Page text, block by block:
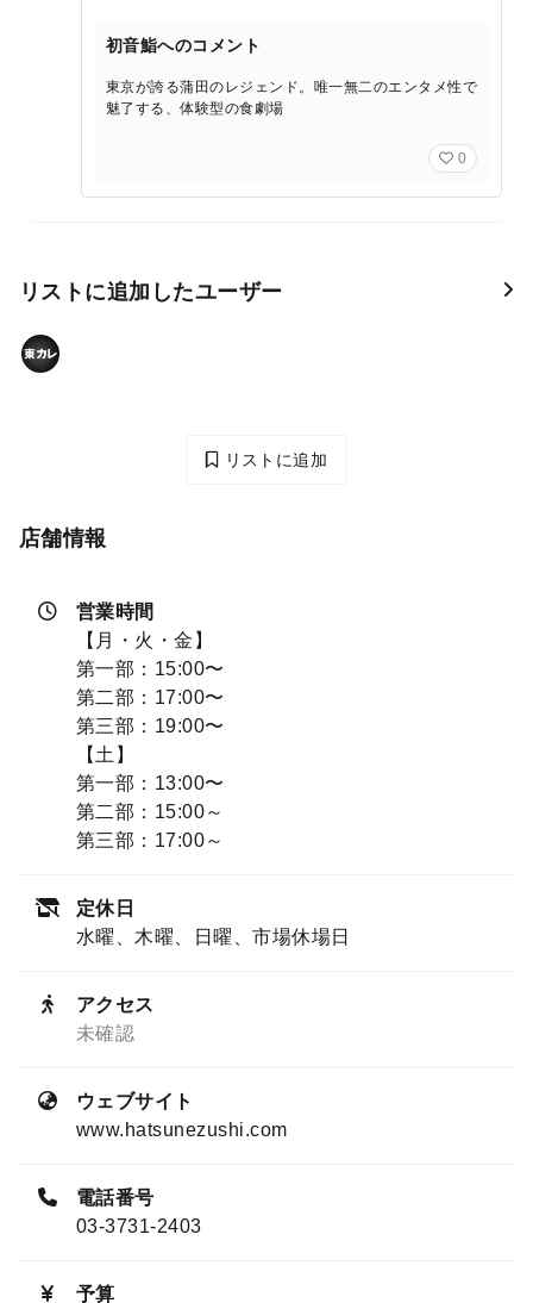
初音鮨へのコメント
東京が誇る蒲田のレジェンド。唯一無二のエンタメ性で
魅了する、体験型の食劇場
0
リストに追加したユーザー
リストに追加
店舗情報
営業時間
【月・火・金】
第一部：15:00〜
第二部：17:00〜
第三部：19:00〜
【土】
第一部：13:00〜
第二部：15:00～
第三部：17:00～
定休日
水曜、木曜、日曜、市場休場日
アクセス
未確認
ウェブサイト
www.hatsunezushi.com
電話番号
03-3731-2403
予算